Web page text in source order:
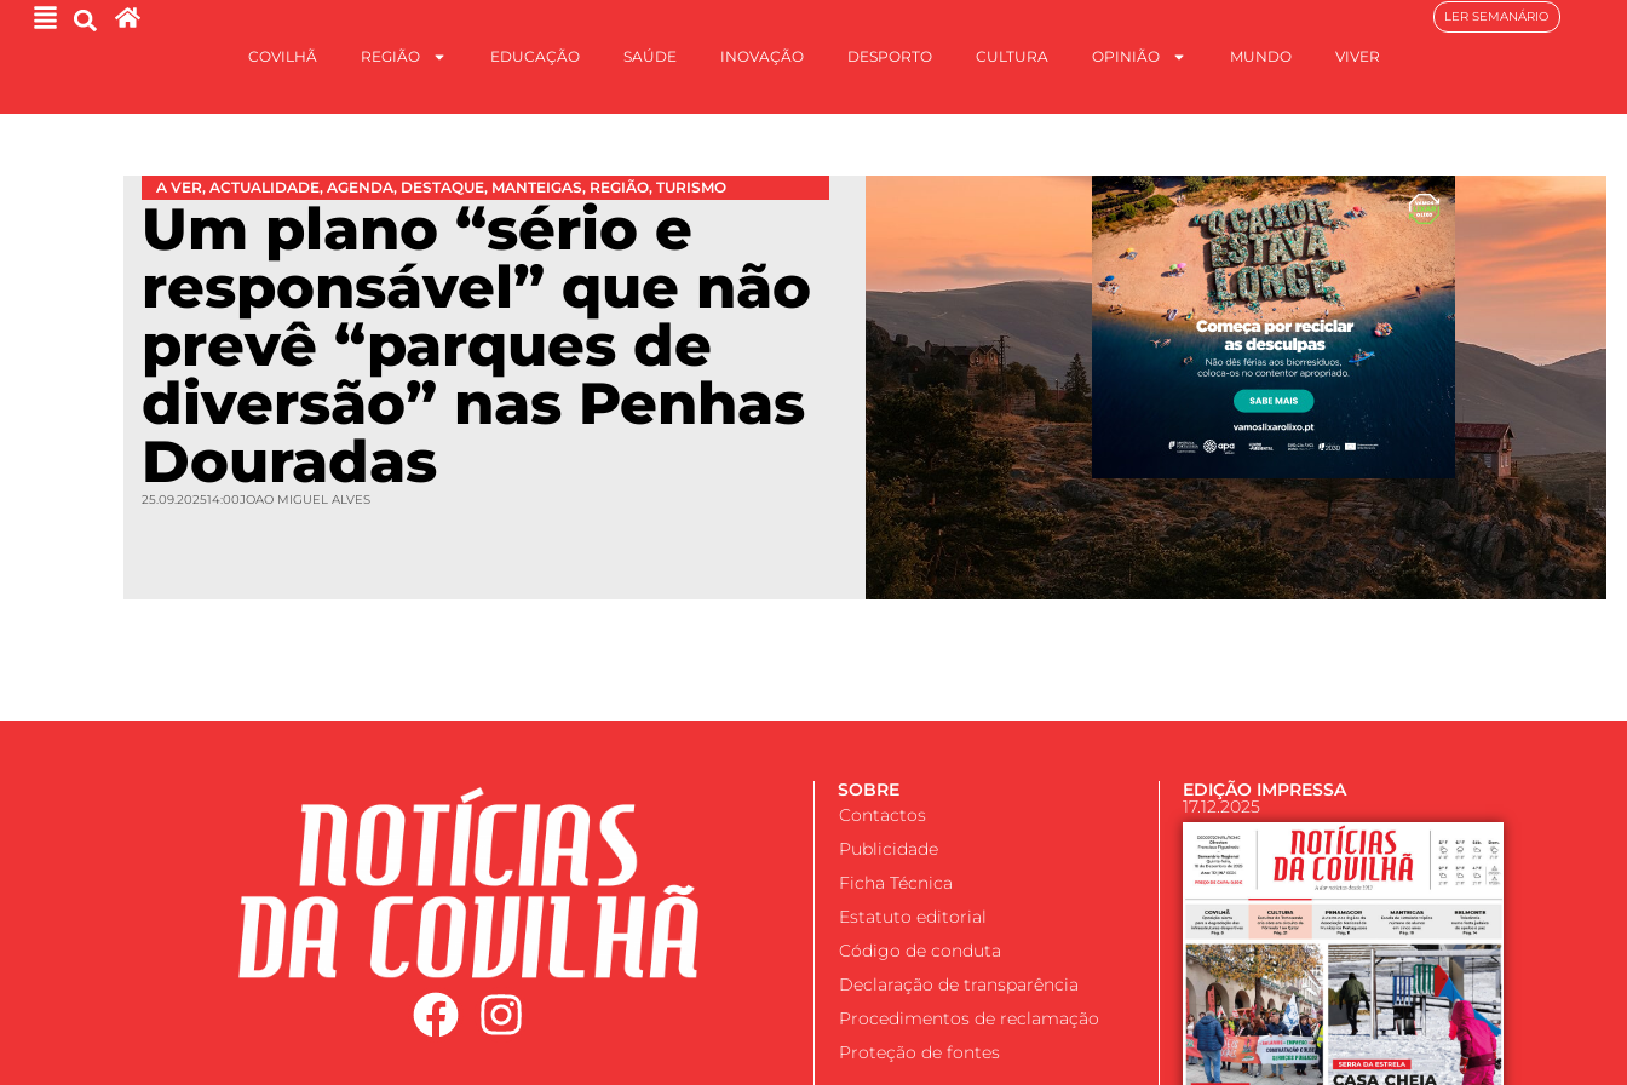
COVILHÃ REGIÃO EDUCAÇÃO SAÚDE INOVAÇÃO DESPORTO CULTURA OPINIÃO MUNDO VIVER
LER SEMANÁRIO
A VER, ACTUALIDADE, AGENDA, DESTAQUE, MANTEIGAS, REGIÃO, TURISMO
Um plano “sério e
responsável” que não
prevê “parques de
diversão” nas Penhas
Douradas
25.09.202514:00JOAO MIGUEL ALVES
SOBRE
Contactos
Publicidade
Ficha Técnica
Estatuto editorial
Código de conduta
Declaração de transparência
Procedimentos de reclamação
Proteção de fontes
EDIÇÃO IMPRESSA
17.12.2025